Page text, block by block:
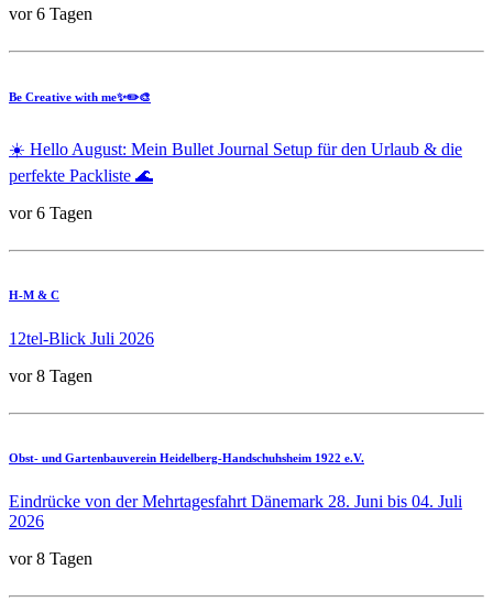
vor 6 Tagen
Be Creative with me✨✏️🎨
☀️ Hello August: Mein Bullet Journal Setup für den Urlaub & die
perfekte Packliste 🌊
vor 6 Tagen
H-M & C
12tel-Blick Juli 2026
vor 8 Tagen
Obst- und Gartenbauverein Heidelberg-Handschuhsheim 1922 e.V.
Eindrücke von der Mehrtagesfahrt Dänemark 28. Juni bis 04. Juli
2026
vor 8 Tagen